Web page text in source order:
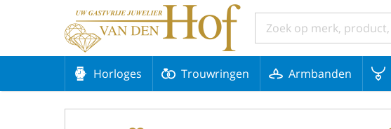
Horloges Trouwringen Armbanden